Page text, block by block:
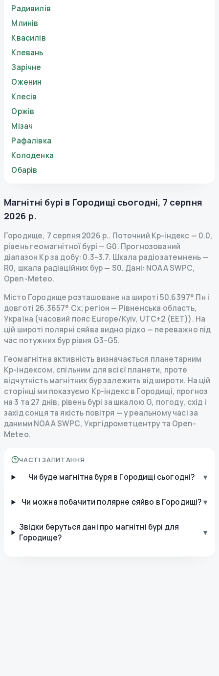
Радивилів
Млинів
Квасилів
Клевань
Зарічне
Оженин
Клесів
Оржів
Мізач
Рафалівка
Колоденка
Обарів
Магнітні бурі в Городищі сьогодні, 7 серпня
2026 р.
Городище, 7 серпня 2026 р.. Поточний Kp-індекс — 0.0,
рівень геомагнітної бурі — G0. Прогнозований
діапазон Kp за добу: 0.3–3.7. Шкала радіозатемнень—
R0, шкала радіаційних бур— S0. Дані: NOAA SWPC,
Open-Meteo.
Місто Городище розташоване на широті 50.6397° Пн і
довготі 26.3657° Сх; регіон — Рівненська область,
Україна (часовий пояс Europe/Kyiv, UTC+2 (EET)). На
цій широті полярні сяйва видно рідко — переважно під
час потужних бур рівня G3–G5.
Геомагнітна активність визначається планетарним
Kp-індексом, спільним для всієї планети, проте
відчутність магнітних бур залежить від широти. На цій
сторінці ми показуємо Kp-індекс в Городищі, прогноз
на 3 та 27 днів, рівень бурі за шкалою G, погоду, схід і
захід сонця та якість повітря — у реальному часі за
даними NOAA SWPC, Укргідрометцентру та Open-
Meteo.
ЧАСТІ ЗАПИТАННЯ
Чи буде магнітна буря в Городищі сьогодні? ▾
Чи можна побачити полярне сяйво в Городищі? ▾
Звідки беруться дані про магнітні бурі для
Городище?
▾